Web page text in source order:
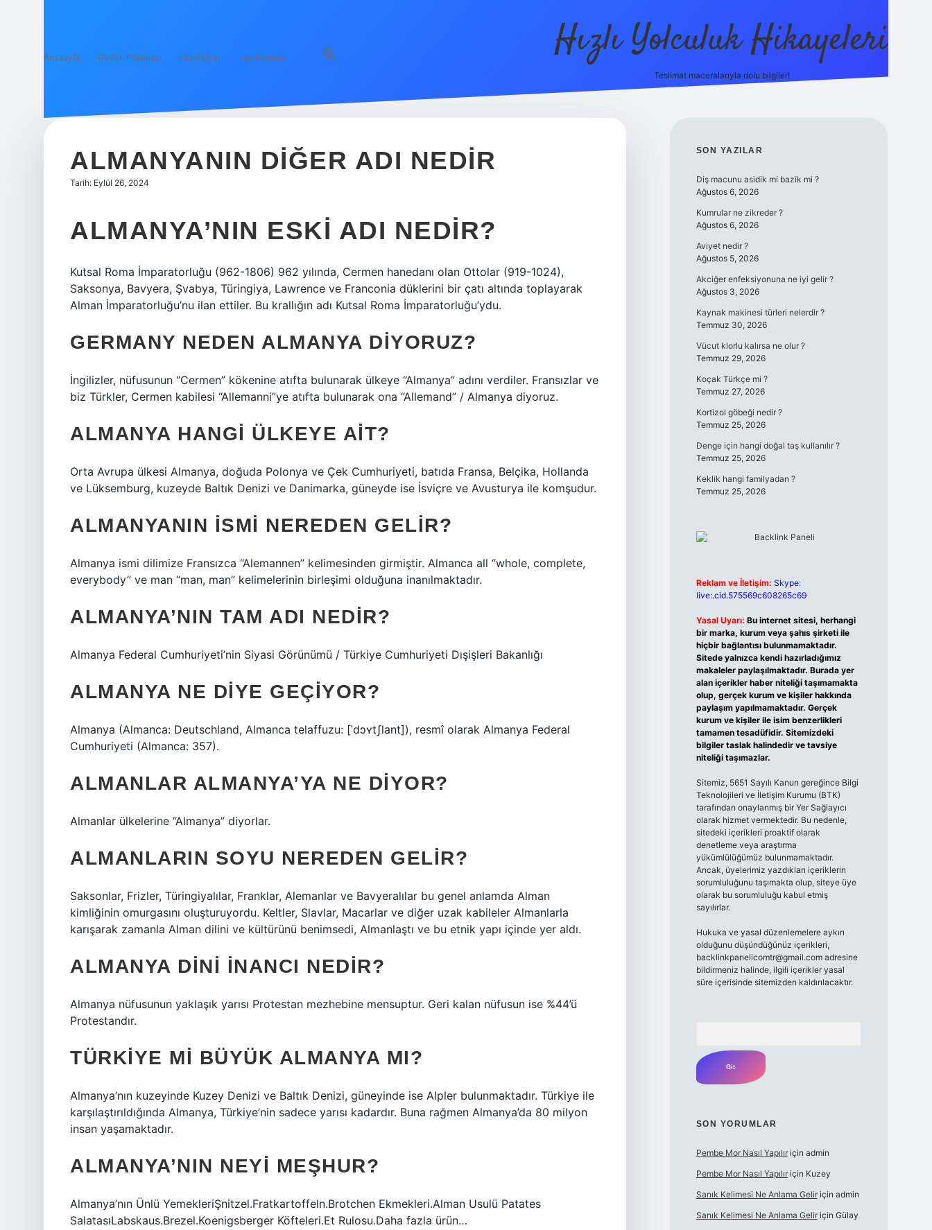
Anasayfa Gizlilik Politikası Yasal Uyarı Hakkımızda Hızlı Yolculuk Hikayeleri
Teslimat maceralarıyla dolu bilgiler!
ALMANYANIN DIĞER ADI NEDIR
Tarih: Eylül 26, 2024
ALMANYA’NIN ESKI ADI NEDIR?
Kutsal Roma İmparatorluğu (962-1806) 962 yılında, Cermen hanedanı olan Ottolar (919-1024),
Saksonya, Bavyera, Şvabya, Türingiya, Lawrence ve Franconia düklerini bir çatı altında toplayarak
Alman İmparatorluğu’nu ilan ettiler. Bu krallığın adı Kutsal Roma İmparatorluğu’ydu.
GERMANY NEDEN ALMANYA DIYORUZ?
İngilizler, nüfusunun “Cermen” kökenine atıfta bulunarak ülkeye “Almanya” adını verdiler. Fransızlar ve
biz Türkler, Cermen kabilesi “Allemanni”ye atıfta bulunarak ona “Allemand” / Almanya diyoruz.
ALMANYA HANGI ÜLKEYE AIT?
Orta Avrupa ülkesi Almanya, doğuda Polonya ve Çek Cumhuriyeti, batıda Fransa, Belçika, Hollanda
ve Lüksemburg, kuzeyde Baltık Denizi ve Danimarka, güneyde ise İsviçre ve Avusturya ile komşudur.
ALMANYANIN ISMI NEREDEN GELIR?
Almanya ismi dilimize Fransızca “Alemannen” kelimesinden girmiştir. Almanca all “whole, complete,
everybody” ve man “man, man” kelimelerinin birleşimi olduğuna inanılmaktadır.
ALMANYA’NIN TAM ADI NEDIR?
Almanya Federal Cumhuriyeti’nin Siyasi Görünümü / Türkiye Cumhuriyeti Dışişleri Bakanlığı
ALMANYA NE DIYE GEÇIYOR?
Almanya (Almanca: Deutschland, Almanca telaffuzu: [ˈdɔʏtʃlant]), resmî olarak Almanya Federal
Cumhuriyeti (Almanca: 357).
ALMANLAR ALMANYA’YA NE DIYOR?
Almanlar ülkelerine “Almanya” diyorlar.
ALMANLARIN SOYU NEREDEN GELIR?
Saksonlar, Frizler, Türingiyalılar, Franklar, Alemanlar ve Bavyeralılar bu genel anlamda Alman
kimliğinin omurgasını oluşturuyordu. Keltler, Slavlar, Macarlar ve diğer uzak kabileler Almanlarla
karışarak zamanla Alman dilini ve kültürünü benimsedi, Almanlaştı ve bu etnik yapı içinde yer aldı.
ALMANYA DINI INANCI NEDIR?
Almanya nüfusunun yaklaşık yarısı Protestan mezhebine mensuptur. Geri kalan nüfusun ise %44’ü
Protestandır.
TÜRKIYE MI BÜYÜK ALMANYA MI?
Almanya’nın kuzeyinde Kuzey Denizi ve Baltık Denizi, güneyinde ise Alpler bulunmaktadır. Türkiye ile
karşılaştırıldığında Almanya, Türkiye’nin sadece yarısı kadardır. Buna rağmen Almanya’da 80 milyon
insan yaşamaktadır.
ALMANYA’NIN NEYI MEŞHUR?
Almanya’nın Ünlü YemekleriŞnitzel.Fratkartoffeln.Brotchen Ekmekleri.Alman Usulü Patates
SalatasıLabskaus.Brezel.Koenigsberger Köfteleri.Et Rulosu.Daha fazla ürün…
SIDEBAR
SON YAZILAR
Diş macunu asidik mi bazik mi ?
Ağustos 6, 2026
Kumrular ne zikreder ?
Ağustos 6, 2026
Aviyet nedir ?
Ağustos 5, 2026
Akciğer enfeksiyonuna ne iyi gelir ?
Ağustos 3, 2026
Kaynak makinesi türleri nelerdir ?
Temmuz 30, 2026
Vücut klorlu kalırsa ne olur ?
Temmuz 29, 2026
Koçak Türkçe mi ?
Temmuz 27, 2026
Kortizol göbeği nedir ?
Temmuz 25, 2026
Denge için hangi doğal taş kullanılır ?
Temmuz 25, 2026
Keklik hangi familyadan ?
Temmuz 25, 2026
Reklam ve İletişim: Skype:
live:.cid.575569c608265c69
Yasal Uyarı: Bu internet sitesi, herhangi
bir marka, kurum veya şahıs şirketi ile
hiçbir bağlantısı bulunmamaktadır.
Sitede yalnızca kendi hazırladığımız
makaleler paylaşılmaktadır. Burada yer
alan içerikler haber niteliği taşımamakta
olup, gerçek kurum ve kişiler hakkında
paylaşım yapılmamaktadır. Gerçek
kurum ve kişiler ile isim benzerlikleri
tamamen tesadüfidir. Sitemizdeki
bilgiler taslak halindedir ve tavsiye
niteliği taşımazlar.
Sitemiz, 5651 Sayılı Kanun gereğince Bilgi
Teknolojileri ve İletişim Kurumu (BTK)
tarafından onaylanmış bir Yer Sağlayıcı
olarak hizmet vermektedir. Bu nedenle,
sitedeki içerikleri proaktif olarak
denetleme veya araştırma
yükümlülüğümüz bulunmamaktadır.
Ancak, üyelerimiz yazdıkları içeriklerin
sorumluluğunu taşımakta olup, siteye üye
olarak bu sorumluluğu kabul etmiş
sayılırlar.
Hukuka ve yasal düzenlemelere aykırı
olduğunu düşündüğünüz içerikleri,
backlinkpanelicomtr@gmail.comadresine
bildirmeniz halinde, ilgili içerikler yasal
süre içerisinde sitemizden kaldırılacaktır.
SON YORUMLAR
Pembe Mor Nasıl Yapılıriçin admin
Pembe Mor Nasıl Yapılıriçin Kuzey
Sanık Kelimesi Ne Anlama Geliriçin admin
Sanık Kelimesi Ne Anlama Geliriçin Gülay